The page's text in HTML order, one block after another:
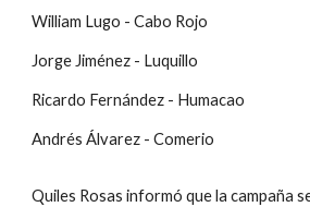
William Lugo - Cabo Rojo
Jorge Jiménez - Luquillo
Ricardo Fernández - Humacao
Andrés Álvarez - Comerio
Quiles Rosas informó que la campaña